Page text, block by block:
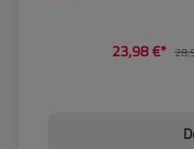
23,98 €*